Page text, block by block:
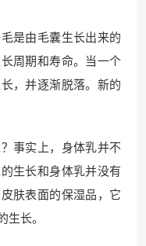
是由毛囊生长出来的
周期和寿命。当一个
，并逐渐脱落。新的
事实上，身体乳并不
生长和身体乳并没有
肤表面的保湿品，它
生长。